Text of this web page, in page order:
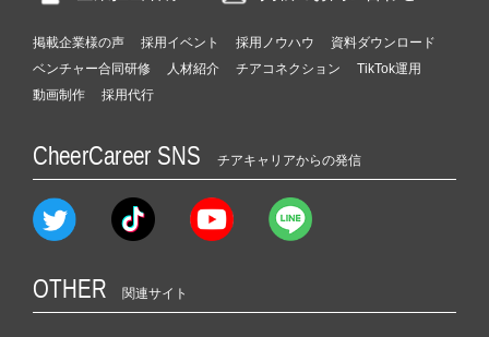
掲載企業様の声 採用イベント 採用ノウハウ
資料ダウンロード
ベンチャー合同研修
人材紹介 チアコネクション
TikTok運用
動画制作
採用代行
CheerCareer SNS チアキャリアからの発信
OTHER 関連サイト